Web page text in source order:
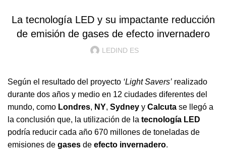
La tecnología LED y su impactante reducción
de emisión de gases de efecto invernadero
LEDIND ES
Según el resultado del proyecto ‘Light Savers’ realizado
durante dos años y medio en 12 ciudades diferentes del
mundo, como Londres, NY, Sydney y Calcuta se llegó a
la conclusión que, la utilización de la tecnología LED
podría reducir cada año 670 millones de toneladas de
emisiones de gases de efecto invernadero.